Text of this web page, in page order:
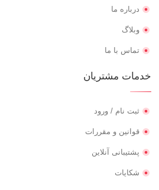
درباره ما
وبلاگ
تماس با ما
خدمات مشتریان
ثبت نام / ورود
قوانین و مقررات
پشتیبانی آنلاین
شکایات